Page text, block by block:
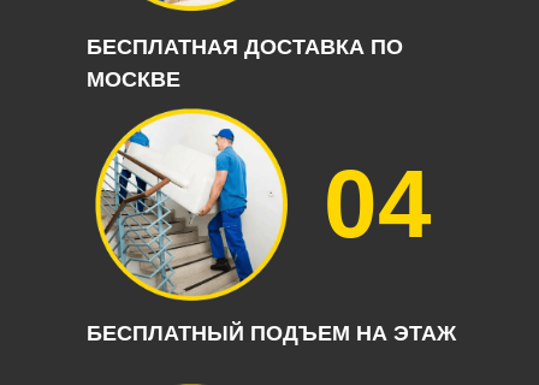
БЕСПЛАТНАЯ ДОСТАВКА ПО
МОСКВЕ
БЕСПЛАТНЫЙ ПОДЪЕМ НА ЭТАЖ
04